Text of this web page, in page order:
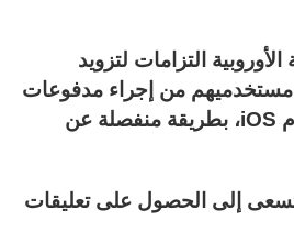
التزامات لتزويد
مستخدميهم من إجراء مدفوعات
الاتصال القريب المدى NFC دون تلامس من داخل تطبيقاتهم لنظام iOS، بطريقة منفصلة عن
سارية لمدة 10 سنوات، وهي تسعى إلى الحصول على تعليقات